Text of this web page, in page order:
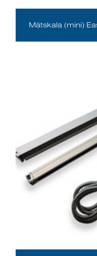
Mätskala (mini)